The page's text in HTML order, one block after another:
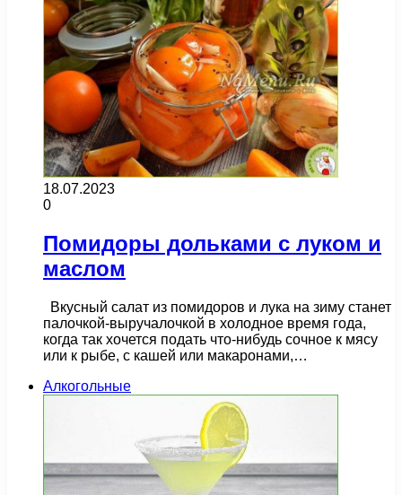
18.07.2023
0
Помидоры дольками с луком и
маслом
Вкусный салат из помидоров и лука на зиму станет
палочкой-выручалочкой в холодное время года,
когда так хочется подать что-нибудь сочное к мясу
или к рыбе, с кашей или макаронами,…
Алкогольные